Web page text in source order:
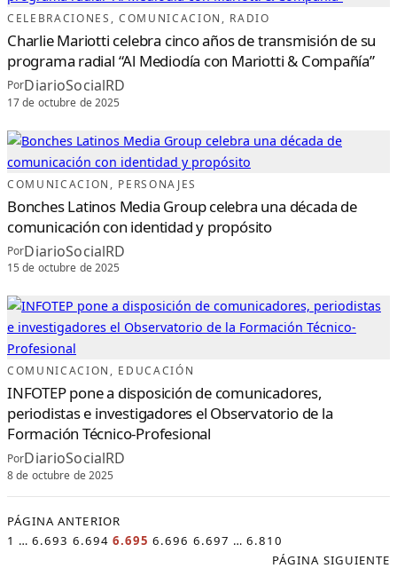
E
C
O
M
O
M
L
E
M
E
L
E
R
I
O
D
I
M
T
E
L
I
S
V
D
O
M
I
N
I
A
O
CELEBRACIONES , COMUNICACION , RADIO
Charlie Mariotti celebra cinco años de transmisión de su
programa radial “Al Mediodía con Mariotti & Compañía”
PorDiarioSocialRD
17 de octubre de 2025
COMUNICACION , PERSONAJES
Bonches Latinos Media Group celebra una década de
comunicación con identidad y propósito
PorDiarioSocialRD
15 de octubre de 2025
COMUNICACION , EDUCACIÓN
INFOTEP pone a disposición de comunicadores,
periodistas e investigadores el Observatorio de la
Formación Técnico-Profesional
PorDiarioSocialRD
8 de octubre de 2025
PÁGINA ANTERIOR
1 … 6.693 6.694 6.695 6.696 6.697 … 6.810
PÁGINA SIGUIENTE